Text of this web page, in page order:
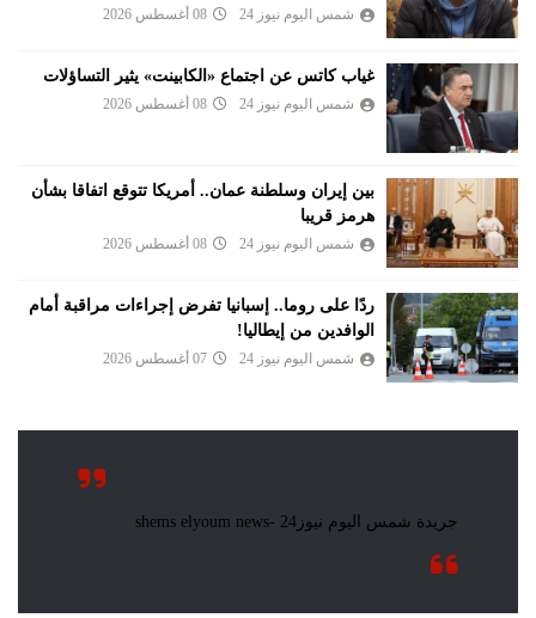
شمس اليوم نيوز 24 08 أغسطس 2026
غياب كاتس عن اجتماع «الكابينت» يثير التساؤلات
شمس اليوم نيوز 24 08 أغسطس 2026
بين إيران وسلطنة عمان.. أمريكا تتوقع اتفاقا بشأن
هرمز قريبا
شمس اليوم نيوز 24 08 أغسطس 2026
ردًا على روما.. إسبانيا تفرض إجراءات مراقبة أمام
الوافدين من إيطاليا!
شمس اليوم نيوز 24 07 أغسطس 2026